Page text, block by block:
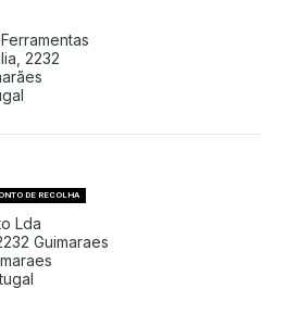
2232
DE RECOLHA
Lda
Guimaraes